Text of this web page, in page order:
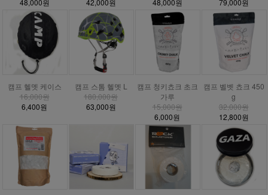
48,000원
42,000원
48,000원
79,000원
캠프 헬멧 케이스
16,000원
6,400원
캠프 스톰 헬멧 L
180,000원
63,000원
캠프 청키쵸크 초크
가루
15,000원
6,000원
캠프 벨벳 쵸크 450
g
32,000원
12,800원